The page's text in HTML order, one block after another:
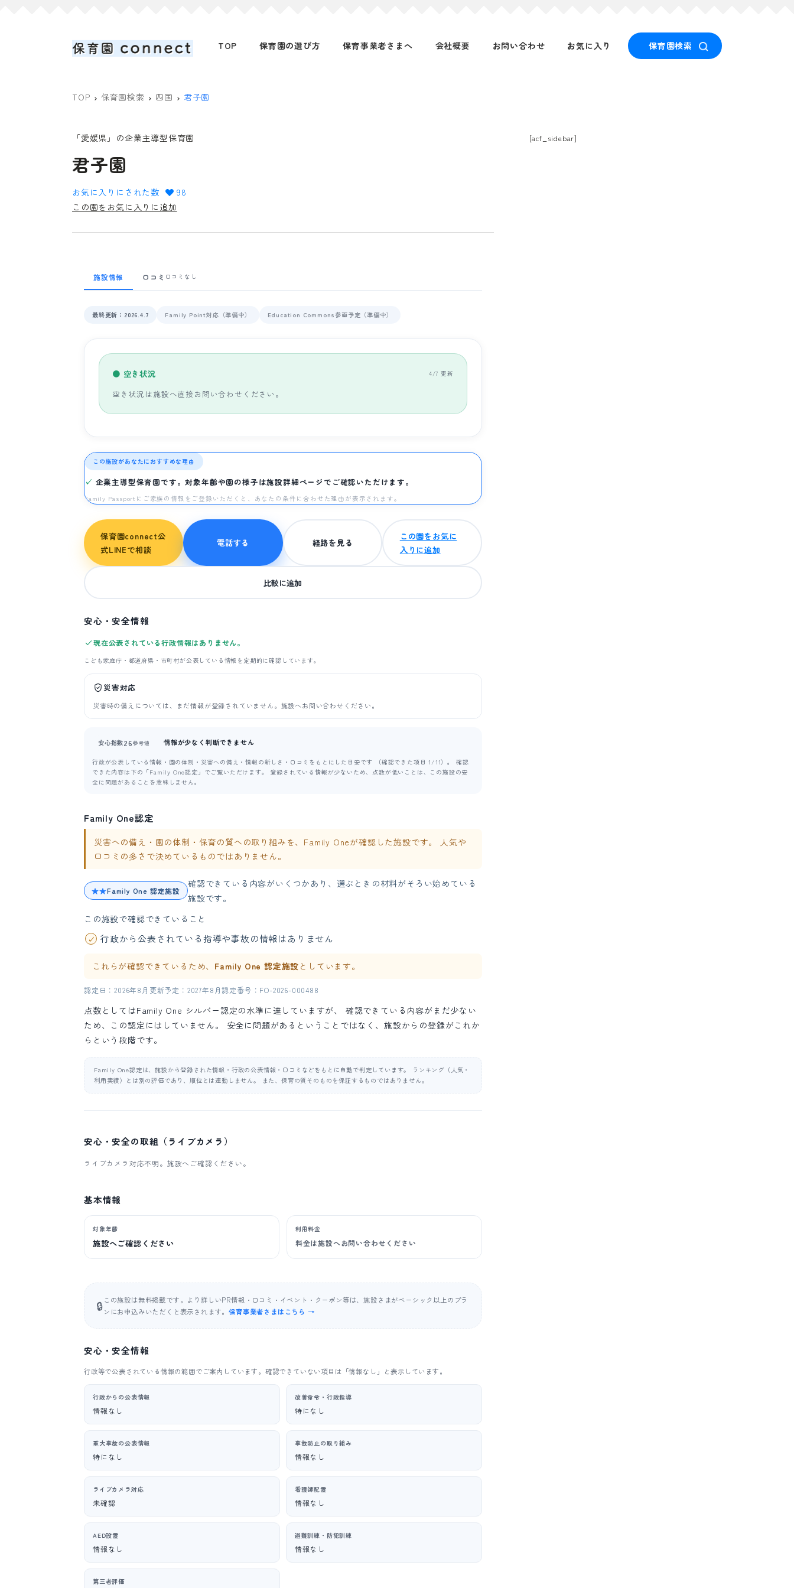
TOP 保育園の選び方 保育事業者さまへ 会社概要 お問い合わせ お気に入り 保育園検索
TOP 保育園検索 四国 君子園
「愛媛県」の企業主導型保育園
君子園
お気に入りにされた数
98
この園をお気に入りに追加
施設情報 口コミ 口コミなし
最終更新：2026.4.7 Family Point対応（準備中） Education Commons参画予定（準備中）
● 空き状況 4/7 更新
空き状況は施設へ直接お問い合わせください。
この施設があなたにおすすめな理由
企業主導型保育園です。対象年齢や園の様子は施設詳細ページでご確認いただけます。
Family Passportにご家族の情報をご登録いただくと、あなたの条件に合わせた理由が表示されます。
保育園connect公
式LINEで相談
電話する 経路を見る
この園をお気に
入りに追加
比較に追加
安心・安全情報
現在公表されている行政情報はありません。
こども家庭庁・都道府県・市町村が公表している情報を定期的に確認しています。
災害対応
災害時の備えについては、まだ情報が登録されていません。施設へお問い合わせください。
安心指数26参考値 情報が少なく判断できません
行政が公表している情報・園の体制・災害への備え・情報の新しさ・口コミをもとにした目安です （確認できた項目 1/11）。 確認
できた内容は下の「Family One認定」でご覧いただけます。 登録されている情報が少ないため、点数が低いことは、この施設の安
全に問題があることを意味しません。
Family One認定
災害への備え・園の体制・保育の質への取り組みを、Family Oneが確認した施設です。 人気や
口コミの多さで決めているものではありません。
★★Family One 認定施設
確認できている内容がいくつかあり、選ぶときの材料がそろい始めている
施設です。
この施設で確認できていること
行政から公表されている指導や事故の情報はありません
これらが確認できているため、 Family One 認定施設 としています。
認定日：2026年8月 更新予定：2027年8月認定番号：FO-2026-000488
点数としてはFamily One シルバー認定の水準に達していますが、 確認できている内容がまだ少ない
ため、この認定にはしていません。 安全に問題があるということではなく、施設からの登録がこれか
らという段階です。
Family One認定は、施設から登録された情報・行政の公表情報・口コミなどをもとに自動で判定しています。 ランキング（人気・
利用実績）とは別の評価であり、順位とは連動しません。 また、保育の質そのものを保証するものではありません。
安心・安全の取組（ライブカメラ）
ライブカメラ対応不明。施設へご確認ください。
基本情報
対象年齢
施設へご確認ください
利用料金
料金は施設へお問い合わせください
🔒この施設は無料掲載です。より詳しいPR情報・口コミ・イベント・クーポン等は、施設さまがベーシック以上のプラ
ンにお申込みいただくと表示されます。保育事業者さまはこちら →
安心・安全情報
行政等で公表されている情報の範囲でご案内しています。確認できていない項目は「情報なし」と表示しています。
行政からの公表情報
情報なし
改善命令・行政指導
特になし
重大事故の公表情報
特になし
事故防止の取り組み
情報なし
ライブカメラ対応
未確認
看護師配置
情報なし
AED設置
情報なし
避難訓練・防犯訓練
情報なし
第三者評価
[acf_sidebar]